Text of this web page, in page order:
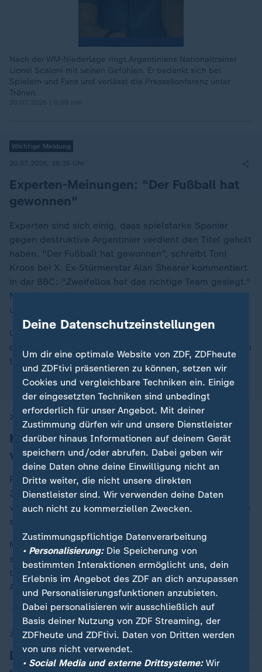
Nach der WM-Niederlage ringt Argentiniens Nationaltrainer
Lionel Scaloni mit seinen Gefühlen. Er bedankt sich bei
Spielern und Fans und verlässt die Pressekonferenz unter
Tränen.
Wichtige Meldung
20.07.2026, 16:35 Uhr
Experten-Meinungen: "Der Fußball hat
gewonnen"
Experten sind sich einig, dass spielstarke Spanier
gegen destruktive Argentinier verdient den Titel geholt
haben. "Der Fußball hat gewonnen", schreibt Toni
Kroos bei X. Ex-Stürmerstar Alan Shearer kommentiert
in der BBC: "Zweifellos hat das richtige Team gesiegt."
Nur die Spanier hätten Interesse an Ballbesitz gehabt
und daran, sich Torchancen zu erspielen.
Und Lothar Matthäus resümiert bei "Bild" zum Spiel
der Argentinier: "Das hat für mich mit Fußball nichts zu
tun." Obendrein seien sie "schlechte Verlierer".
20.07.2026, 15:57 Uhr
Keine Verlängerung: Trainer Garcia
verlässt Belgien
Rudi Garcia ist nicht länger Trainer Belgiens. Der zum
31. Juli auslaufende Vertrag des Franzosen wird nicht
verlängert. Belgien war im WM-Viertelfinale gegen den
späteren Weltmeister Spanien ausgeschieden (1:2).
Medienberichten zufolge wird Mark van Bommel als
sein Nachfolger gehandelt. Der frühere Bayern-Star
trainierte bis 2024 den belgischen Erstligisten Royal
Antwerpen.
20.07.2026, 13:18 Uhr
Deutschland stürzt in FIFA-Weltrangliste
Deine Datenschutzeinstellungen
Um dir eine optimale Website von ZDF, ZDFheute
und ZDFtivi präsentieren zu können, setzen wir
Cookies und vergleichbare Techniken ein. Einige
der eingesetzten Techniken sind unbedingt
erforderlich für unser Angebot. Mit deiner
Zustimmung dürfen wir und unsere Dienstleister
darüber hinaus Informationen auf deinem Gerät
speichern und/oder abrufen. Dabei geben wir
deine Daten ohne deine Einwilligung nicht an
Dritte weiter, die nicht unsere direkten
Dienstleister sind. Wir verwenden deine Daten
auch nicht zu kommerziellen Zwecken.
Zustimmungspflichtige Datenverarbeitung
• Personalisierung:Die Speicherung von
bestimmten Interaktionen ermöglicht uns, dein
Erlebnis im Angebot des ZDF an dich anzupassen
und Personalisierungsfunktionen anzubieten.
Dabei personalisieren wir ausschließlich auf
Basis deiner Nutzung von ZDF Streaming, der
ZDFheute und ZDFtivi. Daten von Dritten werden
von uns nicht verwendet.
• Social Media und externe Drittsysteme:Wir